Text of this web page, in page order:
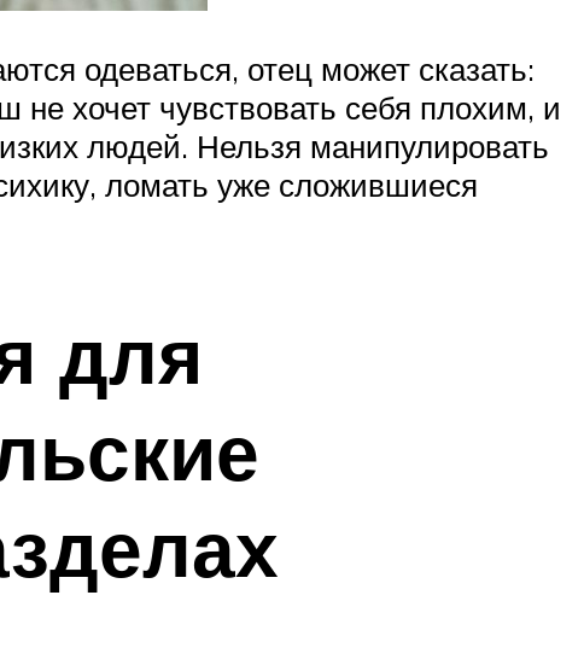
одеваться, отец может сказать:
хочет чувствовать себя плохим, и
людей. Нельзя манипулировать
ломать уже сложившиеся
для